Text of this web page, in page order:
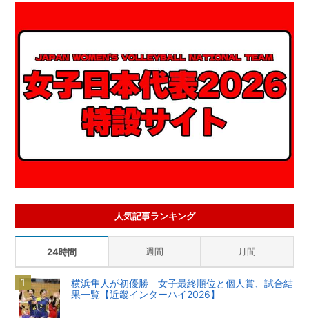
人気記事ランキング
24時間 週間 月間
横浜隼人が初優勝 女子最終順位と個人賞、試合結
果一覧【近畿インターハイ2026】